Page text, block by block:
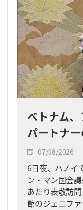
ベトナム
パートナ
07/08/2026
6日夜、ハノイ
ン・マン国会
あたり表敬訪
館のジェニフ